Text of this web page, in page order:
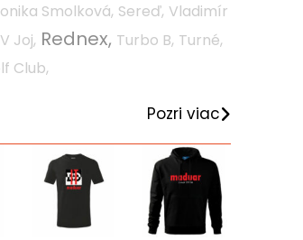
Smolková, Sereď, Vladimír
Joj, Rednex, Turbo B, Turné,
Club,
Pozri viac